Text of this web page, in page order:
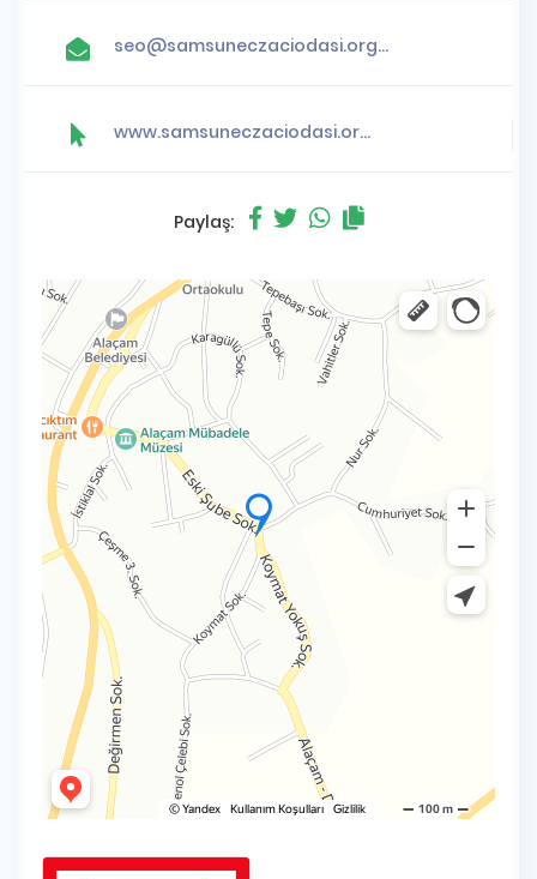
seo@samsuneczaciodasi.org.tr
www.samsuneczaciodasi.org.tr
Paylaş: